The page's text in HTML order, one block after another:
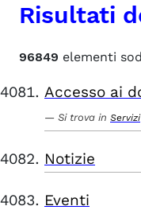
Risultati
96849 elementi
Accesso ai
Si trova in Servizi
Notizie
Eventi